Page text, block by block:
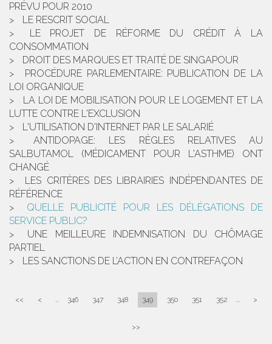
PRÉVU POUR 2010
LE RESCRIT SOCIAL
LE PROJET DE RÉFORME DU CRÉDIT À LA
CONSOMMATION
DROIT DES MARQUES ET TRAITÉ DE SINGAPOUR
PROCÉDURE PARLEMENTAIRE: PUBLICATION DE LA
LOI ORGANIQUE
LA LOI DE MOBILISATION POUR LE LOGEMENT ET LA
LUTTE CONTRE L'EXCLUSION
L'UTILISATION D'INTERNET PAR LE SALARIÉ
ANTIDOPAGE: LES RÈGLES RELATIVES AU
SALBUTAMOL (MÉDICAMENT POUR L'ASTHME) ONT
CHANGÉ
LES CRITÈRES DES LIBRAIRIES INDÉPENDANTES DE
RÉFÉRENCE
QUELLE PUBLICITÉ POUR LES DÉLÉGATIONS DE
SERVICE PUBLIC?
UNE MEILLEURE INDEMNISATION DU CHÔMAGE
PARTIEL
LES SANCTIONS DE L’ACTION EN CONTREFAÇON
<< < ... 346 347 348 349 350 351 352 ... >
>>